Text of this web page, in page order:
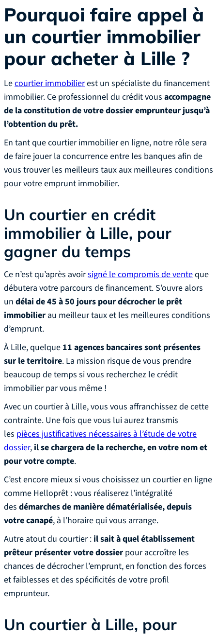
Pourquoi faire appel à
un courtier immobilier
pour acheter à Lille ?
Lecourtier immobilierest un spécialiste du financement
immobilier. Ce professionnel du crédit vous accompagne
de la constitution de votre dossier emprunteur jusqu’à
l’obtention du prêt.
En tant que courtier immobilier en ligne, notre rôle sera
de faire jouer la concurrence entre les banques afin de
vous trouver les meilleurs taux aux meilleures conditions
pour votre emprunt immobilier.
Un courtier en crédit
immobilier à Lille, pour
gagner du temps
Ce n’est qu’après avoirsigné le compromis de venteque
débutera votre parcours de financement. S’ouvre alors
un délai de 45 à 50 jours pour décrocher le prêt
immobilier au meilleur taux et les meilleures conditions
d’emprunt.
À Lille, quelque 11 agences bancaires sont présentes
sur le territoire. La mission risque de vous prendre
beaucoup de temps si vous recherchez le crédit
immobilier par vous même !
Avec un courtier à Lille, vous vous affranchissez de cette
contrainte. Une fois que vous lui aurez transmis
les pièces justificatives nécessaires à l’étude de votre
dossier, il se chargera de la recherche, en votre nom et
pour votre compte.
C’est encore mieux si vous choisissez un courtier en ligne
comme Helloprêt : vous réaliserez l’intégralité
des démarches de manière dématérialisée, depuis
votre canapé, à l’horaire qui vous arrange.
Autre atout du courtier : il sait à quel établissement
prêteur présenter votre dossier pour accroître les
chances de décrocher l’emprunt, en fonction des forces
et faiblesses et des spécificités de votre profil
emprunteur.
Un courtier à Lille, pour